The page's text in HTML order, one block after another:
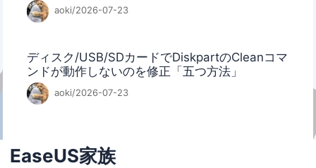
aoki/2026-07-23
ディスク/USB/SDカードでDiskpartのCleanコマ
ンドが動作しないのを修正「五つ方法」
aoki/2026-07-23
EaseUS家族